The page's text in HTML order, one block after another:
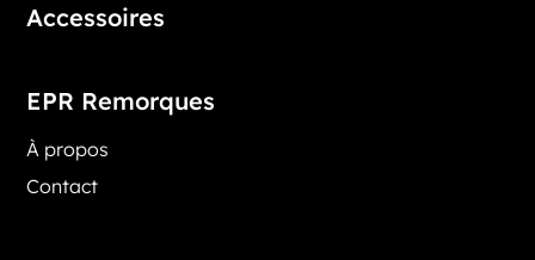
Accessoires
EPR Remorques
À propos
Contact